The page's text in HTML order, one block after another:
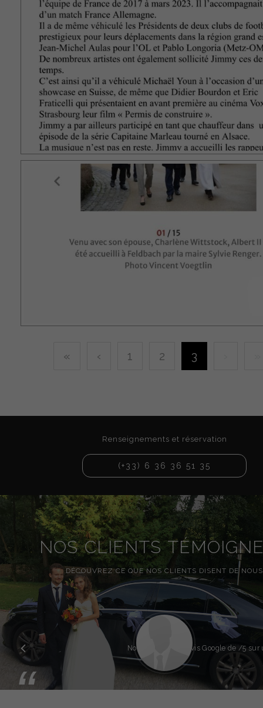
AUTOMOBILE CLUB
PRESSE JR
« ‹ 1 2 3
Renseignements et réservation
(+33) 6 36 36 51 35
NOS CLIENTS
DÉCOUVREZ CE QUE NOS CLIENTS DISENT DE NOUS
“
Note globale des avis Google de /5 sur
Précédent